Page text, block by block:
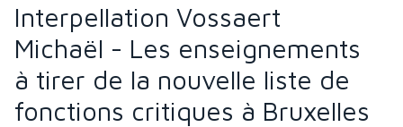
Interpellation Vossaert
Michaël - Les enseignements
à tirer de la nouvelle liste de
fonctions critiques à Bruxelles